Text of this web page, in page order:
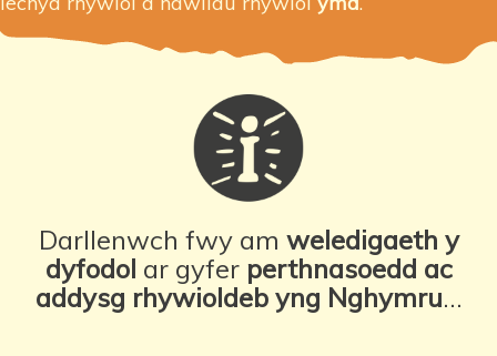
Darllenwch fwy am weledigaeth y
dyfodol ar gyfer perthnasoedd ac
addysg rhywioldeb yng Nghymru...